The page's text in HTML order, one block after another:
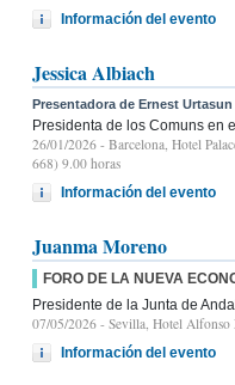
Información del evento
Jessica Albiach
Presentadora de Ernest Urtasun
Presidenta de los Comuns en
26/01/2026 - Barcelona, Hotel
668) 9.00 horas
Información del evento
Juanma Moreno
FORO DE LA NUEVA
Presidente de la Junta de
07/05/2026 - Sevilla, Hotel Alfonso
Información del evento